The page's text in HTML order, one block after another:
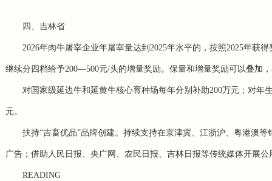
四、吉林省
2026年肉牛屠宰企业年屠宰量达到2025年水平的，按照2025年获
继续分四档给予200—500元/头的增量奖励。保量和增量奖励可以叠加
对国家级延边牛和延黄牛核心育种场每年分别补助200万元；对年
元。
扶持“吉畜优品”品牌创建。持续支持在京津冀、江浙沪、粤港澳
广告；借助人民日报、央广网、农民日报、吉林日报等传统媒体开展公
READING